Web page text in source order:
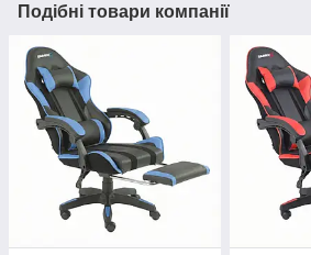
Подібні товари компанії